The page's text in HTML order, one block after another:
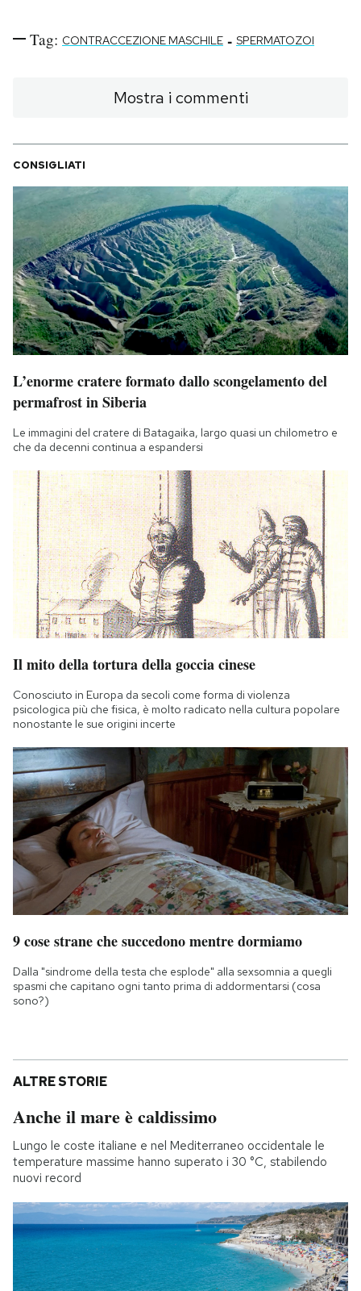
Tag: CONTRACCEZIONE MASCHILE - SPERMATOZOI
Mostra i commenti
CONSIGLIATI
L’enorme cratere formato dallo scongelamento del
permafrost in Siberia
Le immagini del cratere di Batagaika, largo quasi un chilometro e
che da decenni continua a espandersi
Il mito della tortura della goccia cinese
Conosciuto in Europa da secoli come forma di violenza
psicologica più che fisica, è molto radicato nella cultura popolare
nonostante le sue origini incerte
9 cose strane che succedono mentre dormiamo
Dalla "sindrome della testa che esplode" alla sexsomnia a quegli
spasmi che capitano ogni tanto prima di addormentarsi (cosa
sono?)
ALTRE STORIE
Anche il mare è caldissimo
Lungo le coste italiane e nel Mediterraneo occidentale le
temperature massime hanno superato i 30 °C, stabilendo
nuovi record